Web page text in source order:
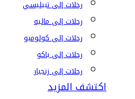
رحلات إلى تبيليسي
رحلات إلى ماليه
رحلات إلى كولومبو
رحلات إلى باكو
رحلات إلى زنجبار
اكتشف المزيد